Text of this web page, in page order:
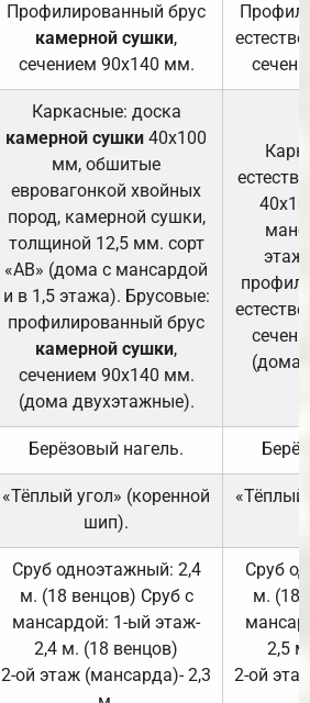
Профилированный брус
камерной сушки,
сечением 90х140 мм.
Каркасные: доска
камерной сушки 40х100
мм, обшитые
евровагонкой хвойных
пород, камерной сушки,
толщиной 12,5 мм. сорт
«АВ» (дома с мансардой
и в 1,5 этажа). Брусовые:
профилированный брус
камерной сушки,
сечением 90х140 мм.
(дома двухэтажные).
(дома
Берёзовый нагель.
«Тёплый угол» (коренной
шип).
«Тёплый
Сруб одноэтажный: 2,4
м. (18 венцов) Сруб с
мансардой: 1-ый этаж-
2,4 м. (18 венцов)
2-ой этаж (мансарда)- 2,3
Сруб
м. (18
2,5
2-ой